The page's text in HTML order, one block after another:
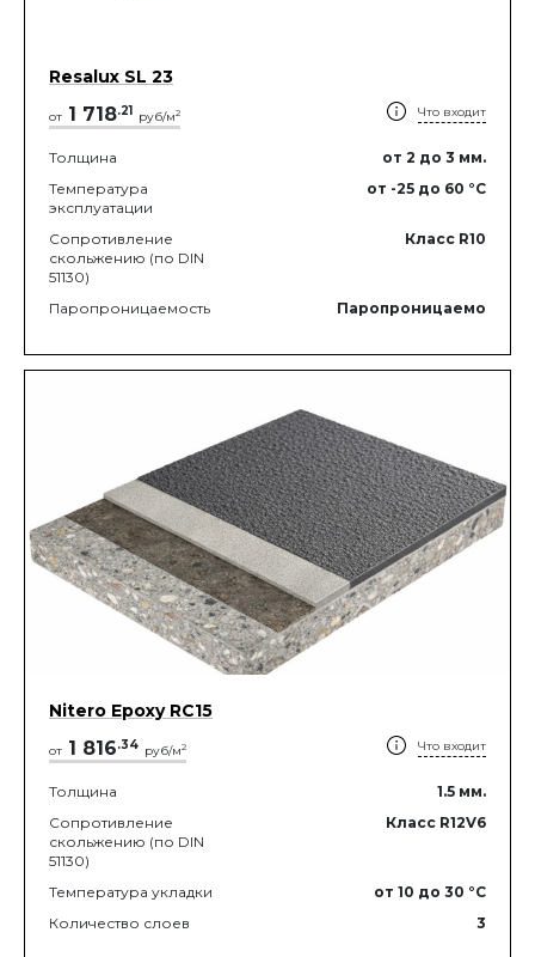
Resalux SL 23
от 1 718.21 руб/м2 Что входит
Толщина от 2 до 3 мм.
Температура
эксплуатации
от -25 до 60 °C
Сопротивление
скольжению (по DIN
51130)
Класс R10
Паропроницаемость Паропроницаемо
Nitero Epoxy RС15
от 1 816.34 руб/м2 Что входит
Толщина 1.5 мм.
Сопротивление
скольжению (по DIN
51130)
Класс R12V6
Температура укладки от 10 до 30 °C
Количество слоев
3